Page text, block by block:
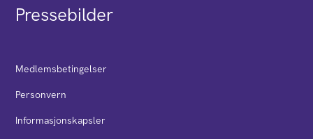
Pressebilder
Medlemsbetingelser
Personvern
Informasjonskapsler